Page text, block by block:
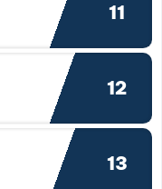
11
12
13